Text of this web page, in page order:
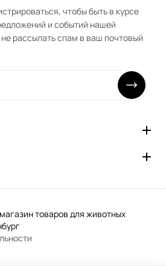
чтобы быть в курсе
и событий нашей
рассылать спам в ваш почтовый
товаров для животных